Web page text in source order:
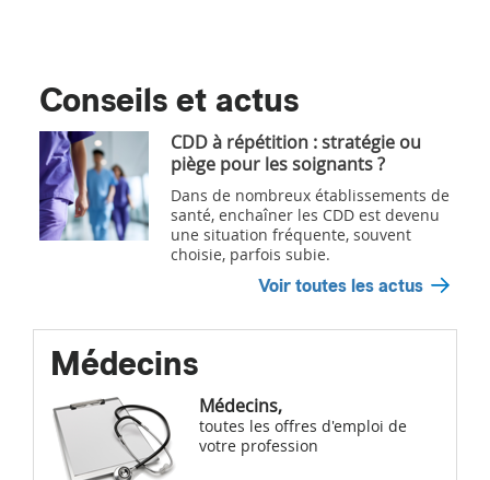
Conseils et actus
CDD à répétition : stratégie ou
piège pour les soignants ?
Dans de nombreux établissements de
santé, enchaîner les CDD est devenu
une situation fréquente, souvent
choisie, parfois subie.
Voir toutes les actus
Médecins
Médecins,
toutes les offres d'emploi de
votre profession